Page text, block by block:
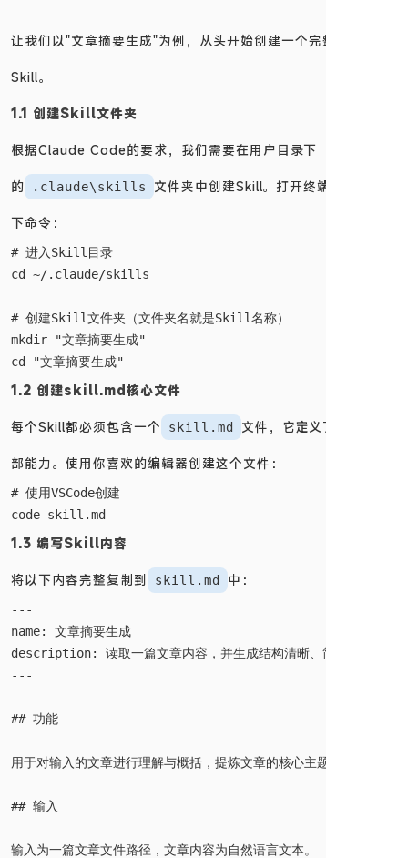
让我们以"文章摘要生成"为例，从头开始创建一个完整的Agent
Skill。
1.1 创建Skill文件夹
根据Claude Code的要求，我们需要在用户目录下
的 .claude\skills 文件夹中创建Skill。打开终端，执行以
下命令：
# 进入Skill目录
cd ~/.claude/skills
# 创建Skill文件夹（文件夹名就是Skill名称）
mkdir "文章摘要生成"
1.2 创建skill.md核心文件
每个Skill都必须包含一个 skill.md 文件，它定义了Skill的全
部能力。使用你喜欢的编辑器创建这个文件：
# 使用VSCode创建
1.3 编写Skill内容
将以下内容完整复制到 skill.md 中：
---
name: 文章摘要生成
description: 读取一篇文章内容，并生成结构清晰、简洁准确的摘
---
## 功能
用于对输入的文章进行理解与概括，提炼文章的核心主题、关键信息
## 输入
输入为一篇文章文件路径，文章内容为自然语言文本。